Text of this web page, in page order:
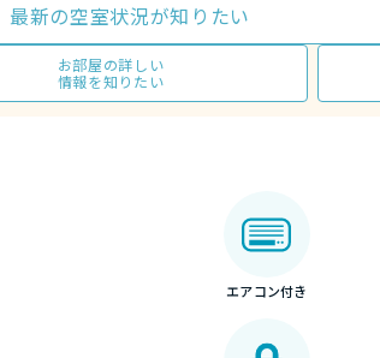
最新の空室状況が知りたい
お部屋の詳しい
情報を知りたい
エアコン付き